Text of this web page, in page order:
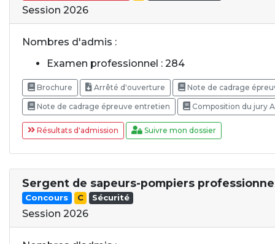
Session 2026
Nombres d'admis :
Examen professionnel : 284
Brochure Arrêté d'ouverture Note de cadrage
Note de cadrage épreuve entretien Composition du jury
Résultats d'admission Suivre mon dossier
Sergent de sapeurs-pompiers
Concours C Sécurité
Session 2026